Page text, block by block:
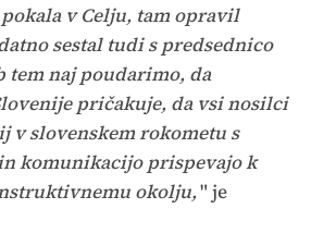
v Celju, tam opravil
sestal tudi s predsednico
tem naj poudarimo, da
pričakuje, da vsi nosilci
v slovenskem rokometu s
komunikacijo prispevajo k
okolju," je